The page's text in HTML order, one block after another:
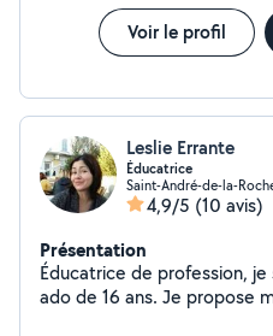
Voir le profil
Leslie Errante
Éducatrice
Saint-André-de-la-
4,9/5 (10 avis)
Présentation
Éducatrice de profession,
ado de 16 ans. Je propose